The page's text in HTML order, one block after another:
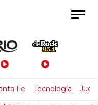
Fe Tecnología